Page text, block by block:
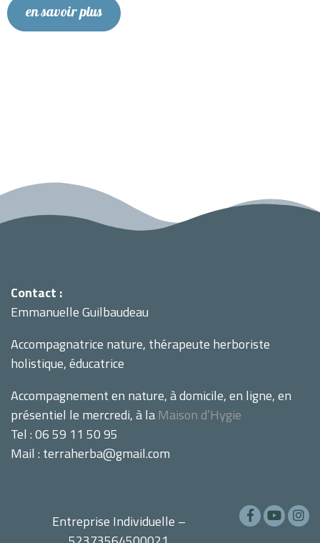
en savoir plus
Contact :
Emmanuelle Guilbaudeau
Accompagnatrice nature, thérapeute herboriste
holistique, éducatrice
Accompagnement en nature, à domicile, en ligne, en
présentiel le mercredi, à la Maison d’Hygie
Tel : 06 59 11 50 95
Mail : terraherba@gmail.com
Entreprise Individuelle –